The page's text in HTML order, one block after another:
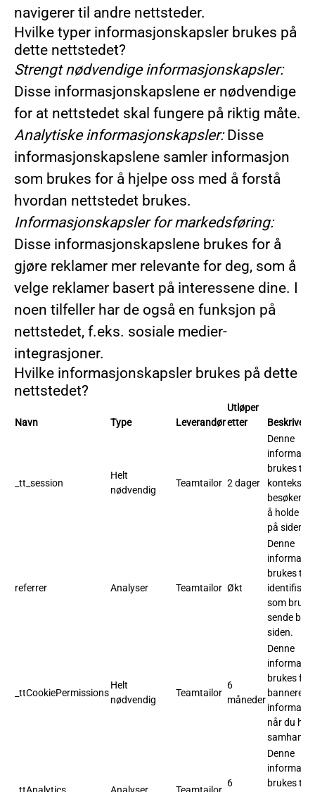
navigerer til andre nettsteder.
Hvilke typer informasjonskapsler brukes på
dette nettstedet?
Strengt nødvendige informasjonskapsler:
Disse informasjonskapslene er nødvendige
for at nettstedet skal fungere på riktig måte.
Analytiske informasjonskapsler:Disse
informasjonskapslene samler informasjon
som brukes for å hjelpe oss med å forstå
hvordan nettstedet brukes.
Informasjonskapsler for markedsføring:
Disse informasjonskapslene brukes for å
gjøre reklamer mer relevante for deg, som å
velge reklamer basert på interessene dine. I
noen tilfeller har de også en funksjon på
nettstedet, f.eks. sosiale medier-
integrasjoner.
Hvilke informasjonskapsler brukes på dette
nettstedet?
Navn Type Leverandør
Utløper
etter
Beskrivelse
_tt_session
Helt
nødvendig
Teamtailor 2 dager
Denne
brukes til
å holde
på siden).
referrer Analyser Teamtailor Økt
Denne
brukes til å
som
sende
siden.
_ttCookiePermissions
Helt
nødvendig
Teamtailor
6
måneder
Denne
brukes for
banneret
når du har
6
Denne
brukes til